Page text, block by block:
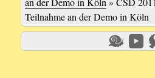
Teilnahme an der Demo in Köln